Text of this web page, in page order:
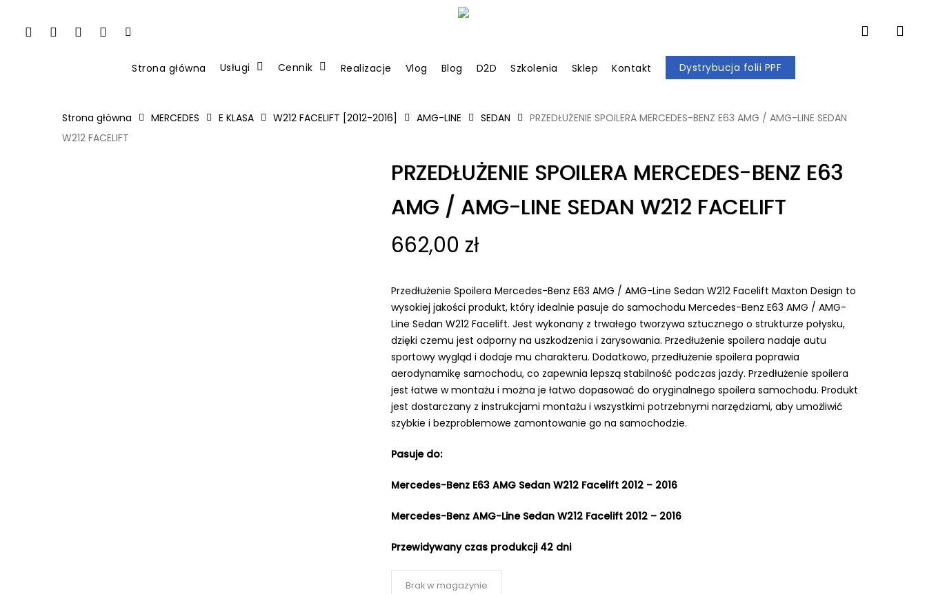
facebookpinterestyoutubeinstagram
tiktok
Strona główna Usługi Cennik Realizacje Vlog Blog D2D Szkolenia Sklep Kontakt Dystrybucja folii PPF
Strona główna MERCEDES E KLASA W212 FACELIFT [2012-2016] AMG-LINE SEDAN
PRZEDŁUŻENIE SPOILERA MERCEDES-BENZ E63 AMG / AMG-LINE SEDAN
W212 FACELIFT
PRZEDŁUŻENIE SPOILERA MERCEDES-BENZ E63
AMG / AMG-LINE SEDAN W212 FACELIFT
662,00 zł
Przedłużenie Spoilera Mercedes-Benz E63 AMG / AMG-Line Sedan W212 Facelift Maxton Design to
wysokiej jakości produkt, który idealnie pasuje do samochodu Mercedes-Benz E63 AMG / AMG-
Line Sedan W212 Facelift. Jest wykonany z trwałego tworzywa sztucznego o strukturze połysku,
dzięki czemu jest odporny na uszkodzenia i zarysowania. Przedłużenie spoilera nadaje autu
sportowy wygląd i dodaje mu charakteru. Dodatkowo, przedłużenie spoilera poprawia
aerodynamikę samochodu, co zapewnia lepszą stabilność podczas jazdy. Przedłużenie spoilera
jest łatwe w montażu i można je łatwo dopasować do oryginalnego spoilera samochodu. Produkt
jest dostarczany z instrukcjami montażu i wszystkimi potrzebnymi narzędziami, aby umożliwić
szybkie i bezproblemowe zamontowanie go na samochodzie.
Pasuje do:
Mercedes-Benz E63 AMG Sedan W212 Facelift 2012 – 2016
Mercedes-Benz AMG-Line Sedan W212 Facelift 2012 – 2016
Przewidywany czas produkcji 42 dni
Brak w magazynie